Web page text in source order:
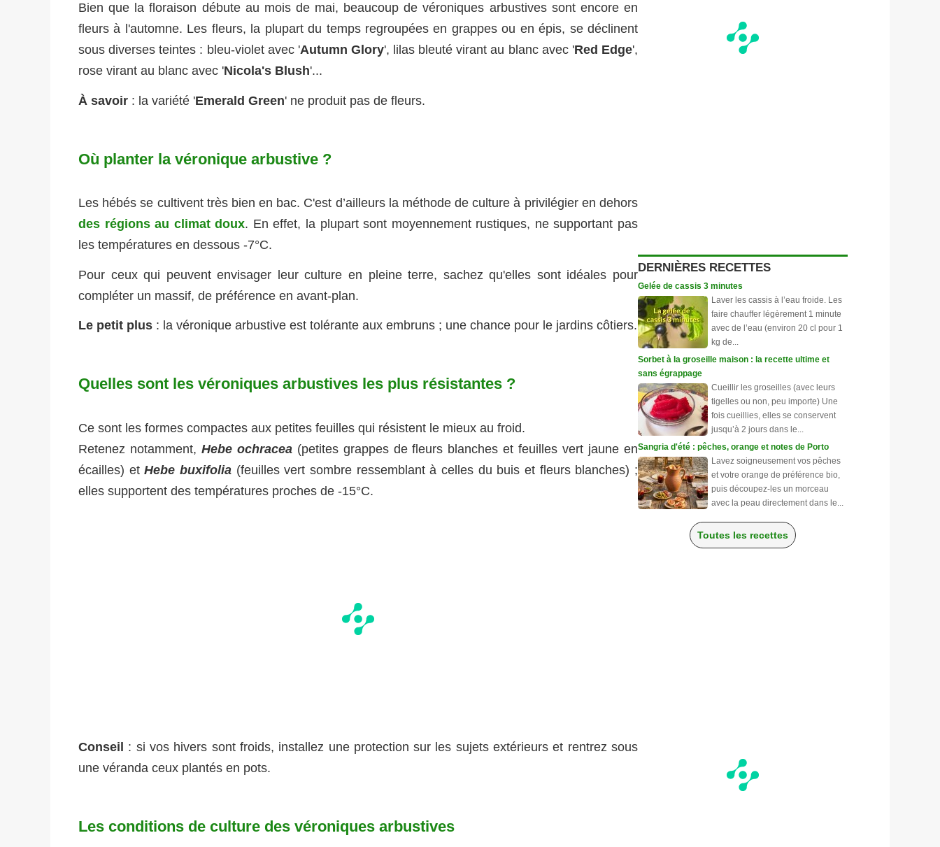
Bien que la floraison débute au mois de mai, beaucoup de véroniques arbustives sont encore en
fleurs à l'automne. Les fleurs, la plupart du temps regroupées en grappes ou en épis, se déclinent
sous diverses teintes : bleu-violet avec 'Autumn Glory', lilas bleuté virant au blanc avec 'Red Edge',
rose virant au blanc avec 'Nicola's Blush'...
À savoir : la variété 'Emerald Green' ne produit pas de fleurs.
Où planter la véronique arbustive ?
Les hébés se cultivent très bien en bac. C'est d’ailleurs la méthode de culture à privilégier en dehors
des régions au climat doux. En effet, la plupart sont moyennement rustiques, ne supportant pas
les températures en dessous -7°C.
Pour ceux qui peuvent envisager leur culture en pleine terre, sachez qu'elles sont idéales pour
compléter un massif, de préférence en avant-plan.
Le petit plus : la véronique arbustive est tolérante aux embruns ; une chance pour le jardins côtiers.
Quelles sont les véroniques arbustives les plus résistantes ?
Ce sont les formes compactes aux petites feuilles qui résistent le mieux au froid.
Retenez notamment, Hebe ochracea(petites grappes de fleurs blanches et feuilles vert jaune en
écailles) etHebe buxifolia (feuilles vert sombre ressemblant à celles du buis et fleurs blanches) ;
elles supportent des températures proches de -15°C.
Conseil : si vos hivers sont froids, installez une protection sur les sujets extérieurs et rentrez sous
une véranda ceux plantés en pots.
Les conditions de culture des véroniques arbustives
DERNIÈRES RECETTES
Gelée de cassis 3 minutes
Laver les cassis à l’eau froide. Les
faire chauffer légèrement 1 minute
avec de l’eau (environ 20 cl pour 1
kg de...
Sorbet à la groseille maison : la recette ultime et
sans égrappage
Cueillir les groseilles (avec leurs
tigelles ou non, peu importe) Une
fois cueillies, elles se conservent
jusqu’à 2 jours dans le...
Sangria d'été : pêches, orange et notes de Porto
Lavez soigneusement vos pêches
et votre orange de préférence bio,
puis découpez-les un morceau
avec la peau directement dans le...
Toutes les recettes